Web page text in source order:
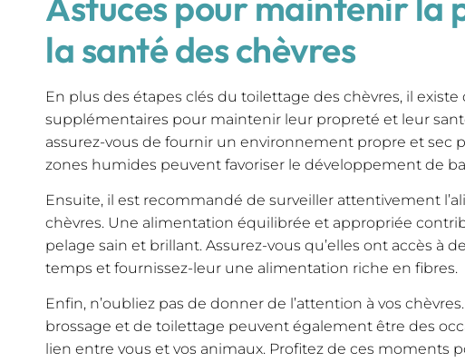
la santé des chèvres
En plus des étapes clés du toilettage des chèvres, il
supplémentaires pour maintenir leur propreté et leur
assurez-vous de fournir un environnement propre et sec
zones humides peuvent favoriser le développement de
Ensuite, il est recommandé de surveiller attentivement
chèvres. Une alimentation équilibrée et appropriée
pelage sain et brillant. Assurez-vous qu’elles ont accès à
temps et fournissez-leur une alimentation riche en fibres.
Enfin, n’oubliez pas de donner de l’attention à vos
brossage et de toilettage peuvent également être des
lien entre vous et vos animaux. Profitez de ces moments